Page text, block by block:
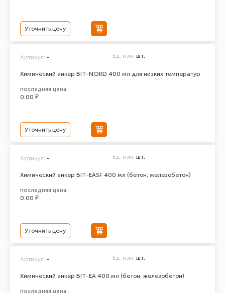
Уточнить цену
Химический анкер BIT-NORD 400 мл для низких температур
Артикул: - Ед. изм. шт.
последняя цена:
0.00 ₽
Уточнить цену
Химический анкер BIT-EASF 400 мл (бетон, железобетон)
Артикул: - Ед. изм. шт.
последняя цена:
0.00 ₽
Уточнить цену
Химический анкер BIT-EA 400 мл (бетон, железобетон)
Артикул: - Ед. изм. шт.
последняя цена: